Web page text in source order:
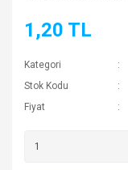
1,20 TL
Kategori
Stok Kodu
Fiyat